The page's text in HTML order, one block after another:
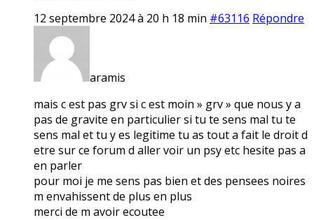
12 septembre 2024 à 20 h 18 min #63116 Répondre
aramis
mais c est pas grv si c est moin » grv » que nous y a
pas de gravite en particulier si tu te sens mal tu te
sens mal et tu y es legitime tu as tout a fait le droit d
etre sur ce forum d aller voir un psy etc hesite pas a
en parler
pour moi je me sens pas bien et des pensees noires
m envahissent de plus en plus
merci de m avoir ecoutee